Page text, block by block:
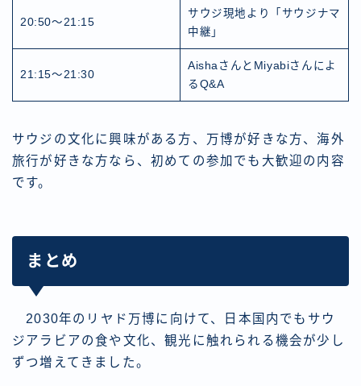
20:50〜21:15
サウジ現地より「サウジナマ
中継」
21:15〜21:30
AishaさんとMiyabiさんによ
るQ&A
サウジの文化に興味がある方、万博が好きな方、海外
旅行が好きな方なら、初めての参加でも大歓迎の内容
です。
まとめ
2030年のリヤド万博に向けて、日本国内でもサウ
ジアラビアの食や文化、観光に触れられる機会が少し
ずつ増えてきました。